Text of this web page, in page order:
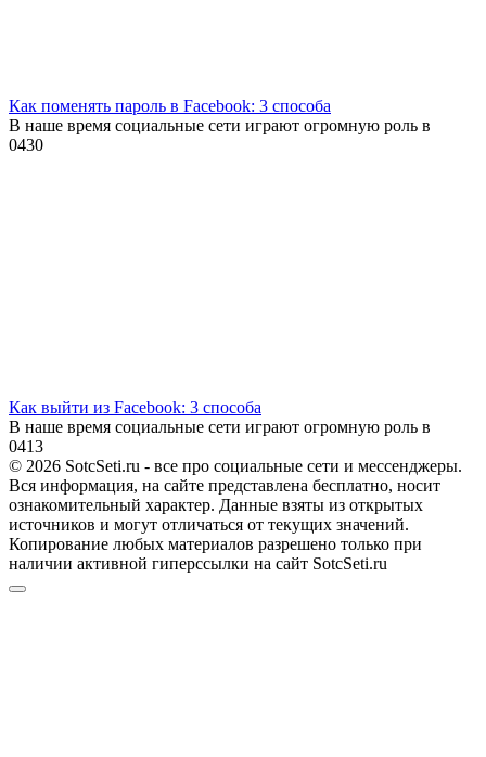
Как поменять пароль в Facebook: 3 способа
В наше время социальные сети играют огромную роль в
0430
Как выйти из Facebook: 3 способа
В наше время социальные сети играют огромную роль в
0413
© 2026 SotcSeti.ru - все про социальные сети и мессенджеры.
Вся информация, на сайте представлена бесплатно, носит
ознакомительный характер. Данные взяты из открытых
источников и могут отличаться от текущих значений.
Копирование любых материалов разрешено только при
наличии активной гиперссылки на сайт SotcSeti.ru